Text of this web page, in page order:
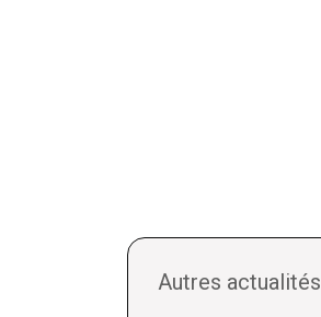
Autres actualités